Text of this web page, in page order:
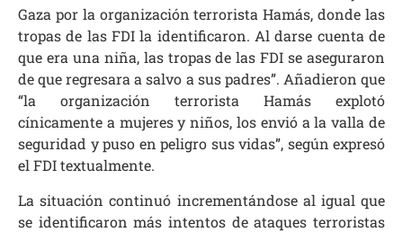
Gaza por la organización terrorista Hamás, donde las
tropas de las FDI la identificaron. Al darse cuenta de
que era una niña, las tropas de las FDI se aseguraron
de que regresara a salvo a sus padres”. Añadieron que
“la organización terrorista Hamás explotó
cínicamente a mujeres y niños, los envió a la valla de
seguridad y puso en peligro sus vidas”, según expresó
el FDI textualmente.
La situación continuó incrementándose al igual que
se identificaron más intentos de ataques terroristas